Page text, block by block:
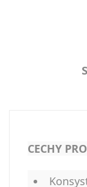
CECHY